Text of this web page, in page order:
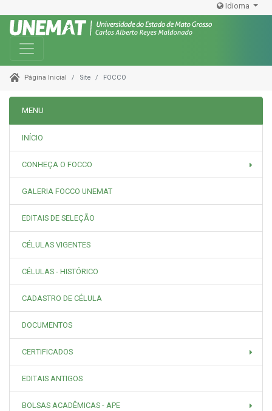
Idioma
Toggle navigation
Página Inicial Site FOCCO
MENU
INÍCIO
CONHEÇA O FOCCO
GALERIA FOCCO UNEMAT
EDITAIS DE SELEÇÃO
CÉLULAS VIGENTES
CÉLULAS - HISTÓRICO
CADASTRO DE CÉLULA
DOCUMENTOS
CERTIFICADOS
EDITAIS ANTIGOS
BOLSAS ACADÊMICAS - APE